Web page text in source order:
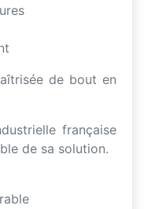
de bout en
française
de sa solution.